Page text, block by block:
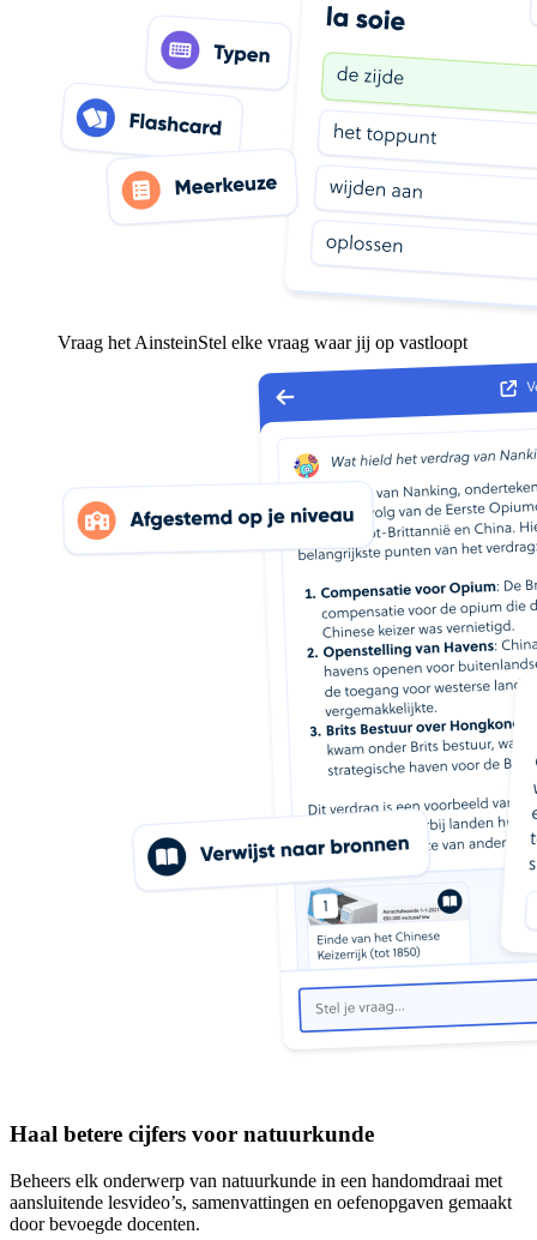
Vraag het AinsteinStel elke vraag waar jij op vastloopt
Haal betere cijfers voor natuurkunde
Beheers elk onderwerp van natuurkunde in een handomdraai met
aansluitende lesvideo’s, samenvattingen en oefenopgaven gemaakt
door bevoegde docenten.